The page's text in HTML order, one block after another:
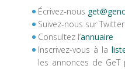
Écrivez-nous
Suivez-nous sur Twitter
Consultez l’annuaire
Inscrivez-vous à la
les annonces de GeT